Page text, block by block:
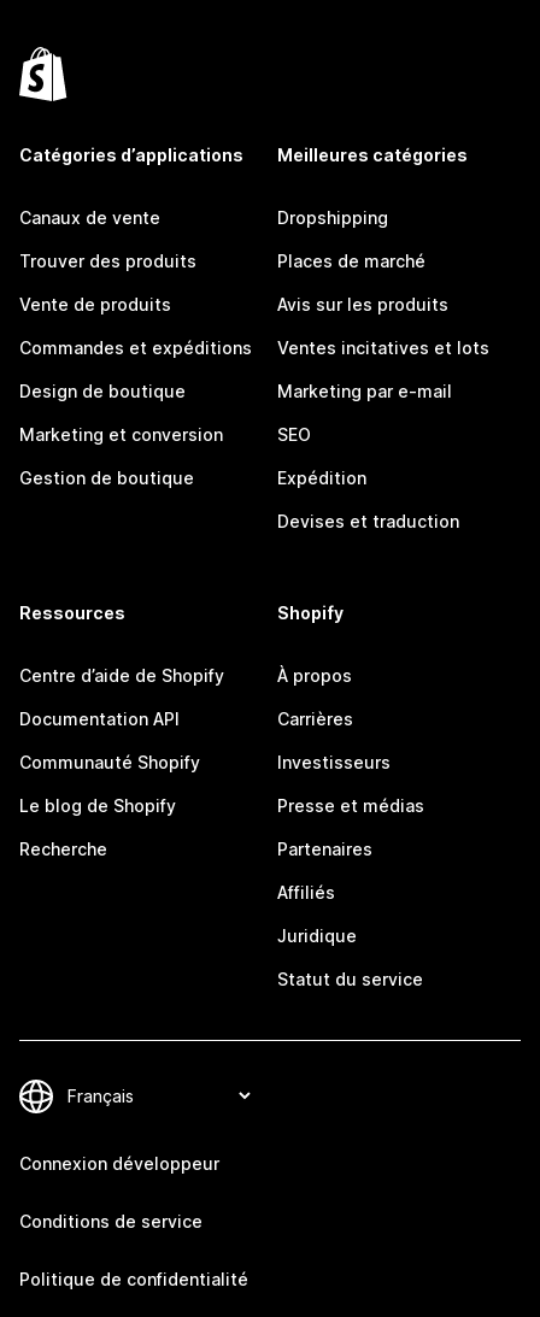
Catégories d’applications
Canaux de vente
Trouver des produits
Vente de produits
Commandes et expéditions
Design de boutique
Marketing et conversion
Gestion de boutique
Meilleures catégories
Dropshipping
Places de marché
Avis sur les produits
Ventes incitatives et lots
Marketing par e-mail
SEO
Expédition
Devises et traduction
Ressources
Centre d’aide de Shopify
Documentation API
Communauté Shopify
Le blog de Shopify
Recherche
Shopify
À propos
Carrières
Investisseurs
Presse et médias
Partenaires
Affiliés
Juridique
Statut du service
Connexion développeur
Conditions de service
Politique de confidentialité